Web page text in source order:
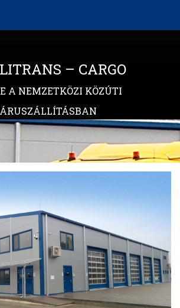
– CARGO
A NEMZETKÖZI KÖZÚTI
ÁRUSZÁLLÍTÁSBAN